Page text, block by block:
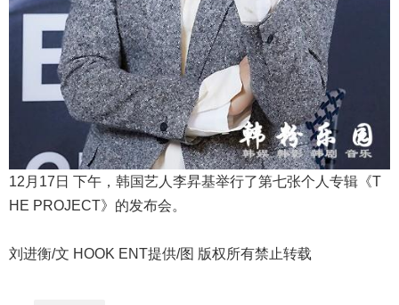
12月17日 下午，韩国艺人李昇基举行了第七张个人专辑《T
HE PROJECT》的发布会。
刘进衡/文 HOOK ENT提供/图 版权所有禁止转载